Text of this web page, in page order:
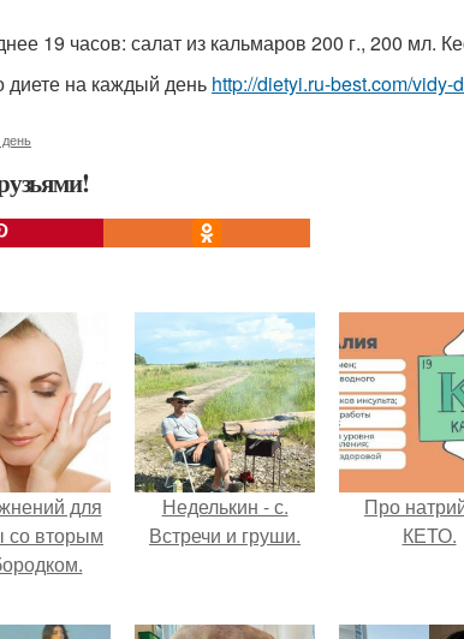
19 часов: салат из кальмаров 200 г., 200 мл.
на каждый день http://dietyi.ru-best.com/
для
со вторым
Неделькин - с.
Встречи и груши.
Про
КЕТО.